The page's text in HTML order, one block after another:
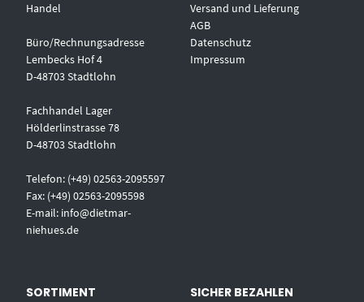
Handel
Büro/Rechnungsadresse
Lembecks Hof 4
D-48703 Stadtlohn
Fachhandel Lager
Hölderlinstrasse 78
D-48703 Stadtlohn
Telefon: (+49) 02563-2095597
Fax: (+49) 02563-2095598
E-mail: info@dietmar-
niehues.de
Versand und Lieferung
AGB
Datenschutz
Impressum
SORTIMENT SICHER BEZAHLEN